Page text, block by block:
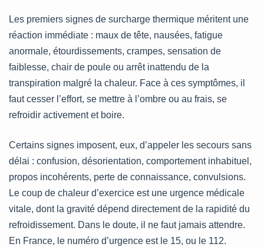
Les premiers signes de surcharge thermique méritent une
réaction immédiate : maux de tête, nausées, fatigue
anormale, étourdissements, crampes, sensation de
faiblesse, chair de poule ou arrêt inattendu de la
transpiration malgré la chaleur. Face à ces symptômes, il
faut cesser l’effort, se mettre à l’ombre ou au frais, se
refroidir activement et boire.
Certains signes imposent, eux, d’appeler les secours sans
délai : confusion, désorientation, comportement inhabituel,
propos incohérents, perte de connaissance, convulsions.
Le coup de chaleur d’exercice est une urgence médicale
vitale, dont la gravité dépend directement de la rapidité du
refroidissement. Dans le doute, il ne faut jamais attendre.
En France, le numéro d’urgence est le 15, ou le 112.